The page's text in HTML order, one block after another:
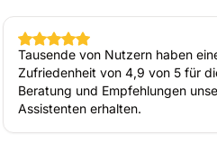
Tausende von Nutzern haben
Zufriedenheit von 4,9 von 5 für
Beratung und Empfehlungen
Assistenten erhalten.